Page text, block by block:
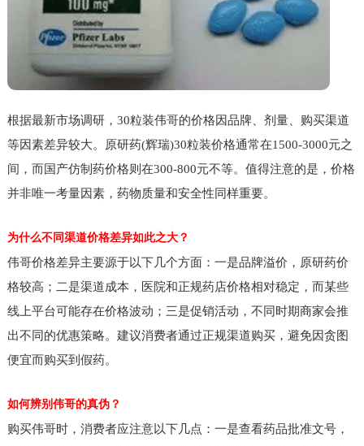
根据最新市场调研，30粒装伟哥的价格因品牌、剂量、购买渠道
等因素差异较大。原研药(辉瑞)30粒装价格通常在1500-3000元之
间，而国产仿制药价格则在300-800元不等。值得注意的是，价格
并非唯一考量因素，药物质量和安全性同样重要。
为什么不同渠道价格差异如此之大？
伟哥价格差异主要源于以下几个方面：一是品牌溢价，原研药价
格较高；二是渠道成本，医院和正规药店价格相对稳定，而某些
线上平台可能存在价格波动；三是促销活动，不同时期商家会推
出不同的优惠策略。建议消费者通过正规渠道购买，避免因贪图
便宜而购买到假药。
如何辨别伟哥的真伪？
购买伟哥时，消费者应注意以下几点：一是查看药品批准文号，